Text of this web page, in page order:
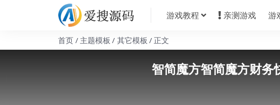
游戏教程 亲测游戏 游
首页 主题模板 其它模板 正文
智简魔方智简魔方财务